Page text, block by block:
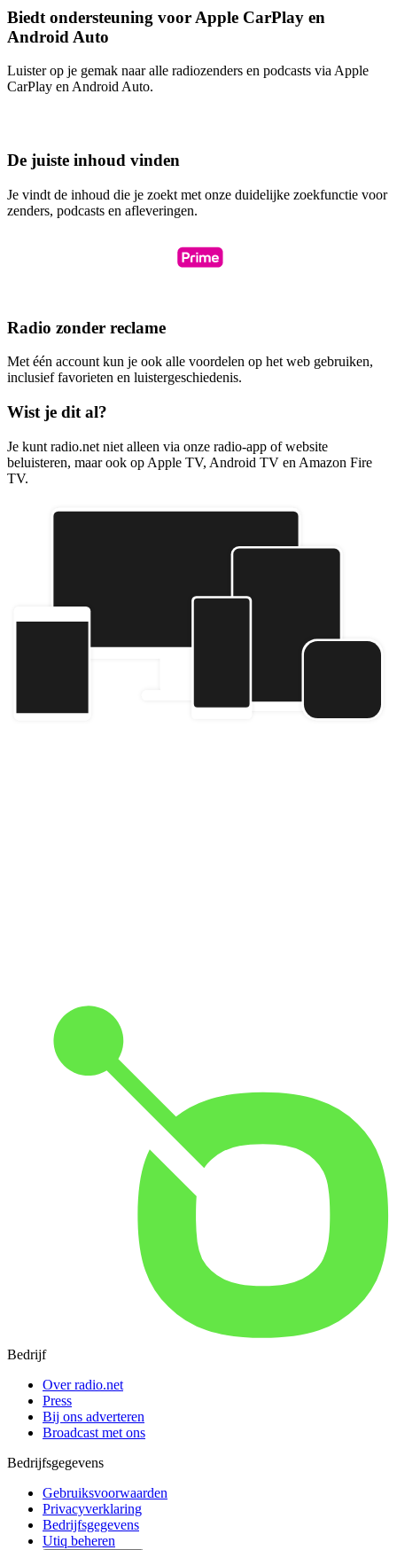
Biedt ondersteuning voor Apple CarPlay en
Android Auto
Luister op je gemak naar alle radiozenders en podcasts via Apple
CarPlay en Android Auto.
De juiste inhoud vinden
Je vindt de inhoud die je zoekt met onze duidelijke zoekfunctie voor
zenders, podcasts en afleveringen.
Radio zonder reclame
Met één account kun je ook alle voordelen op het web gebruiken,
inclusief favorieten en luistergeschiedenis.
Wist je dit al?
Je kunt radio.net niet alleen via onze radio-app of website
beluisteren, maar ook op Apple TV, Android TV en Amazon Fire
TV.
Bedrijf
Over radio.net
Press
Bij ons adverteren
Broadcast met ons
Bedrijfsgegevens
Gebruiksvoorwaarden
Privacyverklaring
Bedrijfsgegevens
Utiq beheren